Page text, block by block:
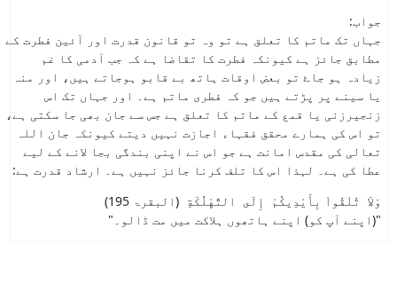
جواب:
جہاں تک ماتم کا تعلق ہے تو وہ تو قانون قدرت اور آئین فطرت کے
مطابق جائز ہے کیونکہ فطرت کا تقاضا ہے کہ جب آدمی کا غم
زیادہ ہو جاۓ تو بعض اوقات ہاتھ بے قابو ہوجاتے ہیں، اور منہ
یا سینے پر پڑتے ہیں جو کہ فطری ماتم ہے۔ اور جہاں تک اس
زنجیرزنی یا قمع کے ماتم کا تعلق ہے جس سے جان بھی جا سکتی ہے،
تو اس کی ہمارے محقق فقہاء اجازت نہیں دیتے کیونکہ جان اللہ
تعالی کی مقدس امانت ہے جو اس نے اپنی بندگی بجا لانے کے لیے
عطا کی ہے۔ لہذا اس کا تلف کرنا جائز نہیں ہے۔ ارشاد قدرت ہے:
وَلاَ تُلْقُواْ بِأَيْدِيكُمْ إِلَى التَّهْلُكَةِ(البقرۃ 195)
"(اپنے آپ کو) اپنے ہاتھوں ہلاکت میں مت ڈالو۔"